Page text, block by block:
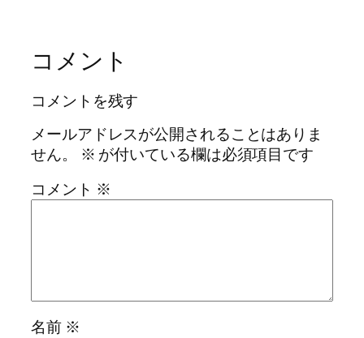
コメント
コメントを残す
メールアドレスが公開されることはありま
せん。
※ が付いている欄は必須項目です
コメント ※
名前 ※